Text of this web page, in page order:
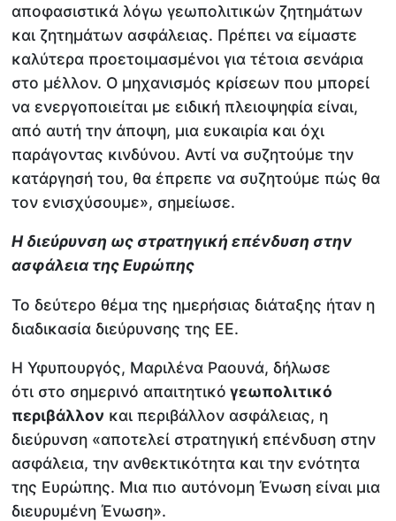
αποφασιστικά λόγω γεωπολιτικών ζητημάτων
και ζητημάτων ασφάλειας. Πρέπει να είμαστε
καλύτερα προετοιμασμένοι για τέτοια σενάρια
στο μέλλον. Ο μηχανισμός κρίσεων που μπορεί
να ενεργοποιείται με ειδική πλειοψηφία είναι,
από αυτή την άποψη, μια ευκαιρία και όχι
παράγοντας κινδύνου. Αντί να συζητούμε την
κατάργησή του, θα έπρεπε να συζητούμε πώς θα
τον ενισχύσουμε», σημείωσε.
Η διεύρυνση ως στρατηγική επένδυση στην
ασφάλεια της Ευρώπης
Το δεύτερο θέμα της ημερήσιας διάταξης ήταν η
διαδικασία διεύρυνσης της ΕΕ.
Η Υφυπουργός, Μαριλένα Ραουνά, δήλωσε
ότι στο σημερινό απαιτητικό γεωπολιτικό
περιβάλλον και περιβάλλον ασφάλειας, η
διεύρυνση «αποτελεί στρατηγική επένδυση στην
ασφάλεια, την ανθεκτικότητα και την ενότητα
της Ευρώπης. Μια πιο αυτόνομη Ένωση είναι μια
διευρυμένη Ένωση».